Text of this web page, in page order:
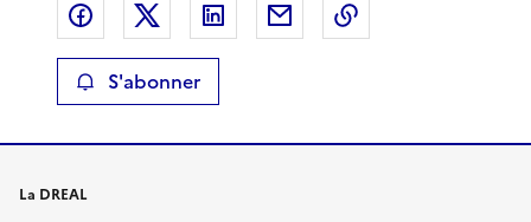
Partager sur Facebook
Partager sur XPartager sur LinkedIn
Partager par email
S'abonner
La DREAL